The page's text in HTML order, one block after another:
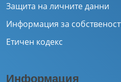
Защита на личните данни
Информация за
Етичен кодекс
Информация